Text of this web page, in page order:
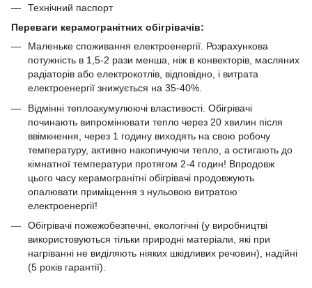
Технічний паспорт
Переваги керамогранітних обігрівачів:
Маленьке споживання електроенергії. Розрахункова
потужність в 1,5-2 рази менша, ніж в конвекторів, масляних
радіаторів або електрокотлів, відповідно, і витрата
електроенергії знижується на 35-40%.
Відмінні теплоакумулюючі властивості. Обігрівачі
починають випромінювати тепло через 20 хвилин після
ввімкнення, через 1 годину виходять на свою робочу
температуру, активно накопичуючи тепло, а остигають до
кімнатної температури протягом 2-4 годин! Впродовж
цього часу керамогранітні обігрівачі продовжують
опалювати приміщення з нульовою витратою
електроенергії!
Обігрівачі пожежобезпечні, екологічні (у виробництві
використовуються тільки природні матеріали, які при
нагріванні не виділяють ніяких шкідливих речовин), надійні
(5 років гарантії).